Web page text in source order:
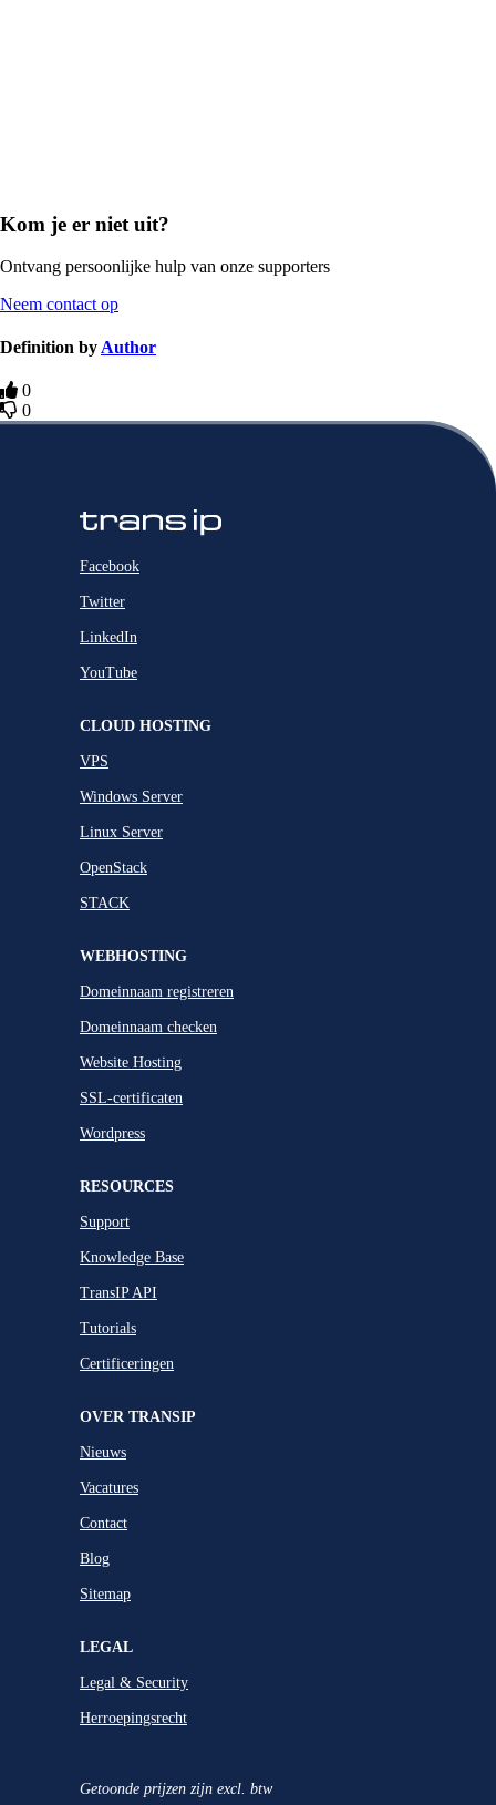
Kom je er niet uit?
Ontvang persoonlijke hulp van onze supporters
Neem contact op
Definition by Author
0
0
Facebook
Twitter
LinkedIn
YouTube
CLOUD HOSTING
VPS
Windows Server
Linux Server
OpenStack
STACK
WEBHOSTING
Domeinnaam registreren
Domeinnaam checken
Website Hosting
SSL-certificaten
Wordpress
RESOURCES
Support
Knowledge Base
TransIP API
Tutorials
Certificeringen
OVER TRANSIP
Nieuws
Vacatures
Contact
Blog
Sitemap
LEGAL
Legal & Security
Herroepingsrecht
Getoonde prijzen zijn excl. btw